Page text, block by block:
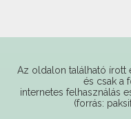
internetes felhasználás
(forrás: